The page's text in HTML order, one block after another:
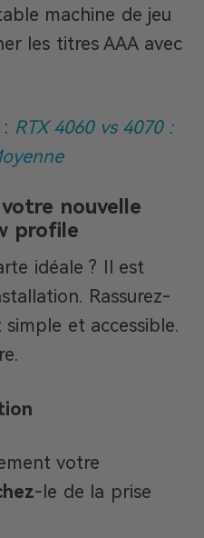
machine de jeu
les titres AAA avec
RTX 4060 vs 4070 :
nouvelle
profile
idéale ? Il est
Rassurez-
et accessible.
votre
-le de la prise